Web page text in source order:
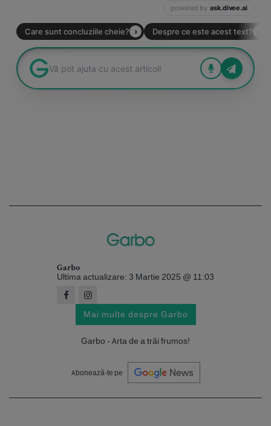
Garbo
Ultima actualizare: 3 Martie 2025 @ 11:03
Mai multe despre Garbo
Garbo - Arta de a trăi frumos!
Abonează-te pe